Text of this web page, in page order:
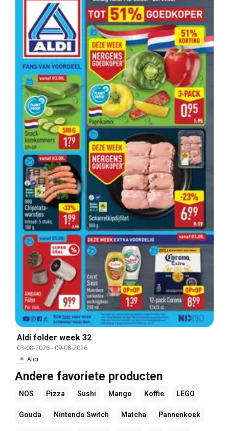
Aldi folder week 32
03-08-2026- 09-08-2026
Aldi
Andere favoriete producten
NOS Pizza Sushi Mango Koffie LEGO
Gouda Nintendo Switch Matcha Pannenkoek